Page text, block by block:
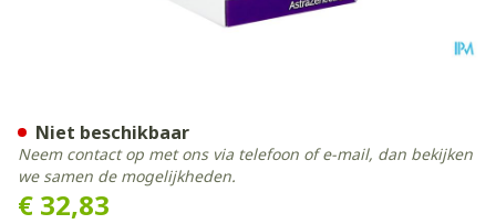
€ 32,83
Niet beschikbaar
Neem contact op met ons via telefoon of e-mail, dan bekijken
we samen de mogelijkheden.